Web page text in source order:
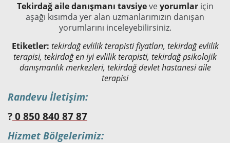
Tekirdağ aile danışmanı tavsiyeveyorumlar için
aşağı kısımda yer alan uzmanlarımızın danışan
yorumlarını inceleyebilirsiniz.
Etiketler: tekirdağ evlilik terapisti fiyatları, tekirdağ evlilik
terapisi, tekirdağ en iyi evlilik terapisti, tekirdağ psikolojik
danışmanlık merkezleri, tekirdağ devlet hastanesi aile
terapisi
Randevu İletişim:
? 0 850 840 87 87
Hizmet Bölgelerimiz: